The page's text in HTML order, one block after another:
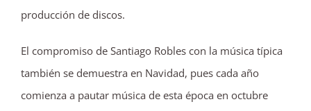
producción de discos.
El compromiso de Santiago Robles con la música típica
también se demuestra en Navidad, pues cada año
comienza a pautar música de esta época en octubre